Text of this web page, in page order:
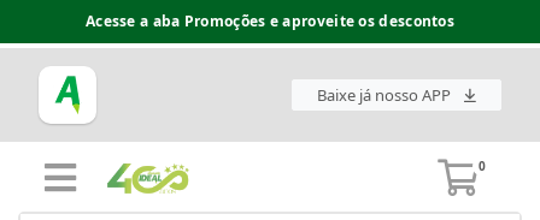
Acesse a aba Promoções e aproveite os descontos
Baixe já nosso APP
0